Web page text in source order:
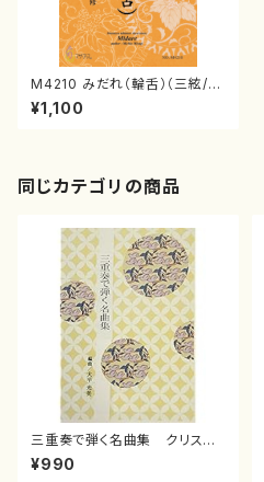
M4210 みだれ（輪舌）（三絃/宮
城道雄著・宮城宗家監修/三絃楽
譜）
¥1,100
同じカテゴリの商品
三重奏で弾く名曲集 クリスマ
スメドレー( 箏2/大平光美 編
曲/楽譜）
¥990